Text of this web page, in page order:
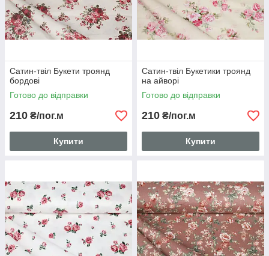
Сатин-твіл Букети троянд
бордові
Готово до відправки
210 ₴/пог.м
Купити
Сатин-твіл Букетики троянд
на айворі
Готово до відправки
210 ₴/пог.м
Купити